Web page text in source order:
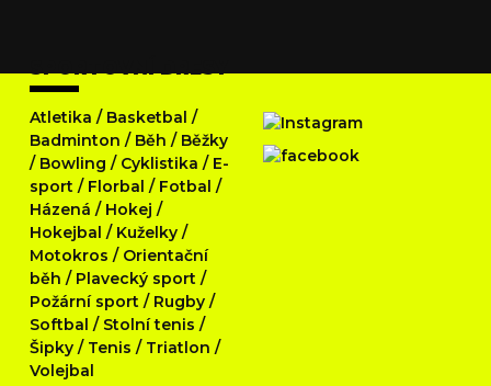
SPORTOVNÍ DRESY
Atletika / Basketbal /
Badminton / Běh / Běžky
/ Bowling / Cyklistika / E-
sport / Florbal / Fotbal /
Házená / Hokej /
Hokejbal / Kuželky /
Motokros / Orientační
běh / Plavecký sport /
Požární sport / Rugby /
Softbal / Stolní tenis /
Šipky / Tenis / Triatlon /
Volejbal